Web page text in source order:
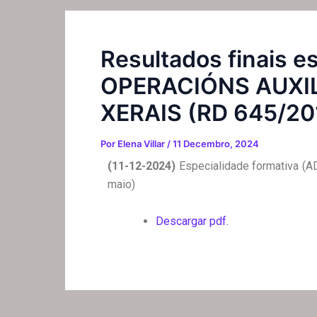
Resultados finais
OPERACIÓNS
XERAIS (RD 645/
Por Elena Villar /11 Decembro, 2024
(11-12-2024) Especialidade formativa
maio)
Descargar pdf.